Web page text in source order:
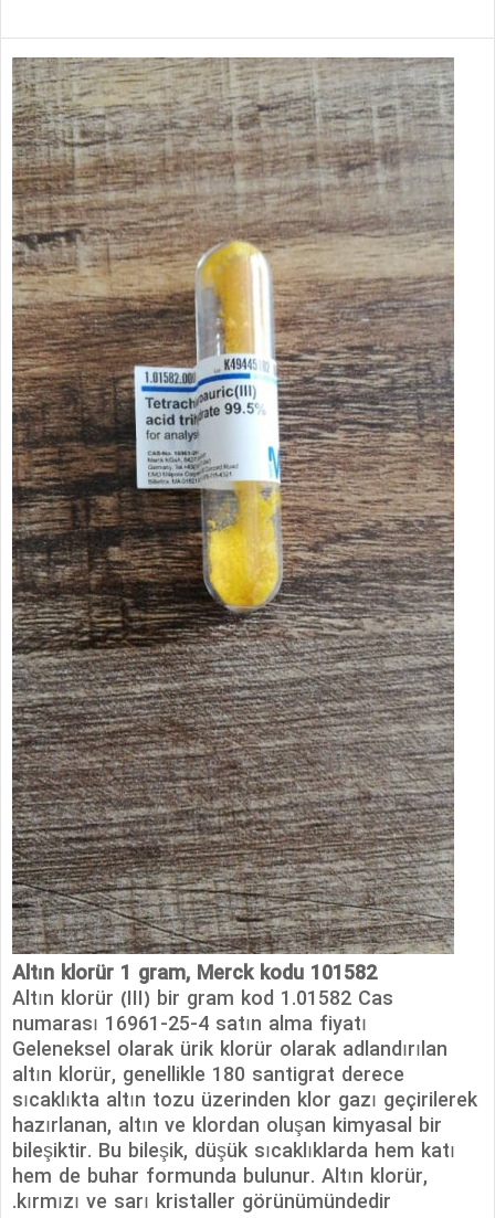
Altın klorür 1 gram, Merck kodu 101582
Altın klorür (III) bir gram kod 1.01582 Cas
numarası 16961-25-4 satın alma fiyatı
Geleneksel olarak ürik klorür olarak adlandırılan
altın klorür, genellikle 180 santigrat derece
sıcaklıkta altın tozu üzerinden klor gazı geçirilerek
hazırlanan, altın ve klordan oluşan kimyasal bir
bileşiktir. Bu bileşik, düşük sıcaklıklarda hem katı
hem de buhar formunda bulunur. Altın klorür,
kırmızı ve sarı kristaller görünümündedir.